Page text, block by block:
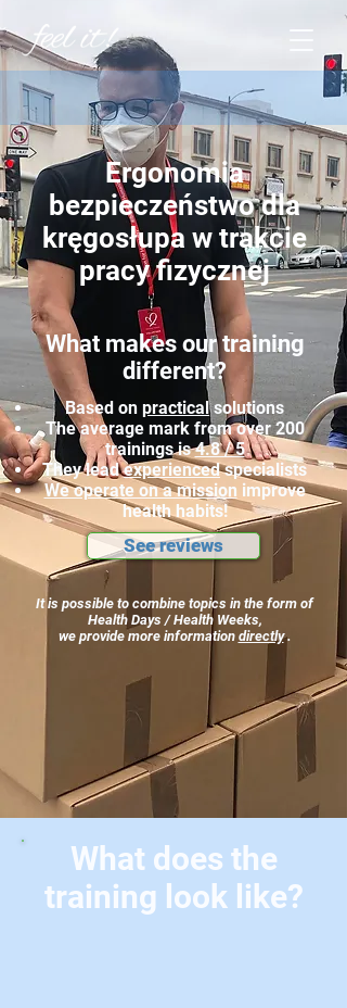
Ergonomia
bezpieczeństwo dla
kręgosłupa w trakcie
pracy fizycznej
What makes our training
different?
Based on practical solutions
The average mark from over 200
trainings is4.8 / 5
They leadexperienced specialists
We operate on a mission improve
health habits!
See reviews
It is possible to combine topics in the form of
Health Days / Health Weeks,
we provide more information directly.
What does the
training look like?